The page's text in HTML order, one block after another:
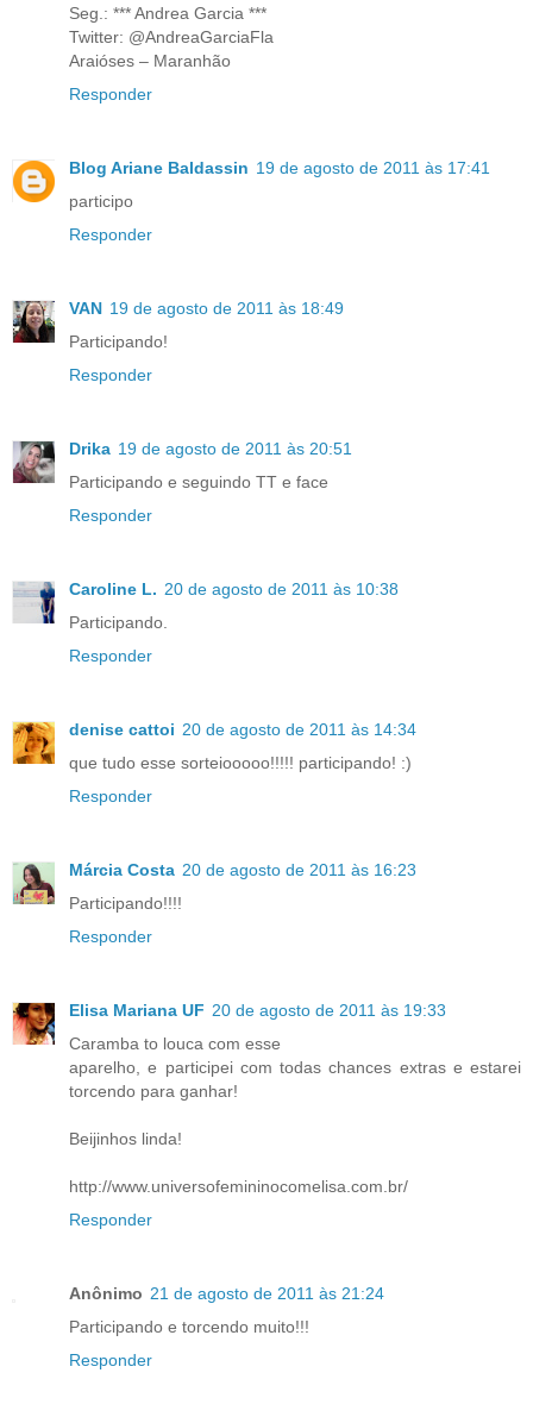
Seg.: *** Andrea Garcia ***
Twitter: @AndreaGarciaFla
Araióses – Maranhão
Responder
Blog Ariane Baldassin 19 de agosto de 2011 às 17:41
participo
Responder
VAN 19 de agosto de 2011 às 18:49
Participando!
Responder
Drika 19 de agosto de 2011 às 20:51
Participando e seguindo TT e face
Responder
Caroline L. 20 de agosto de 2011 às 10:38
Participando.
Responder
denise cattoi 20 de agosto de 2011 às 14:34
que tudo esse sorteiooooo!!!!! participando! :)
Responder
Márcia Costa 20 de agosto de 2011 às 16:23
Participando!!!!
Responder
Elisa Mariana UF 20 de agosto de 2011 às 19:33
Caramba to louca com esse
aparelho, e participei com todas chances extras e estarei
torcendo para ganhar!
Beijinhos linda!
http://www.universofemininocomelisa.com.br/
Responder
Anônimo 21 de agosto de 2011 às 21:24
Participando e torcendo muito!!!
Responder